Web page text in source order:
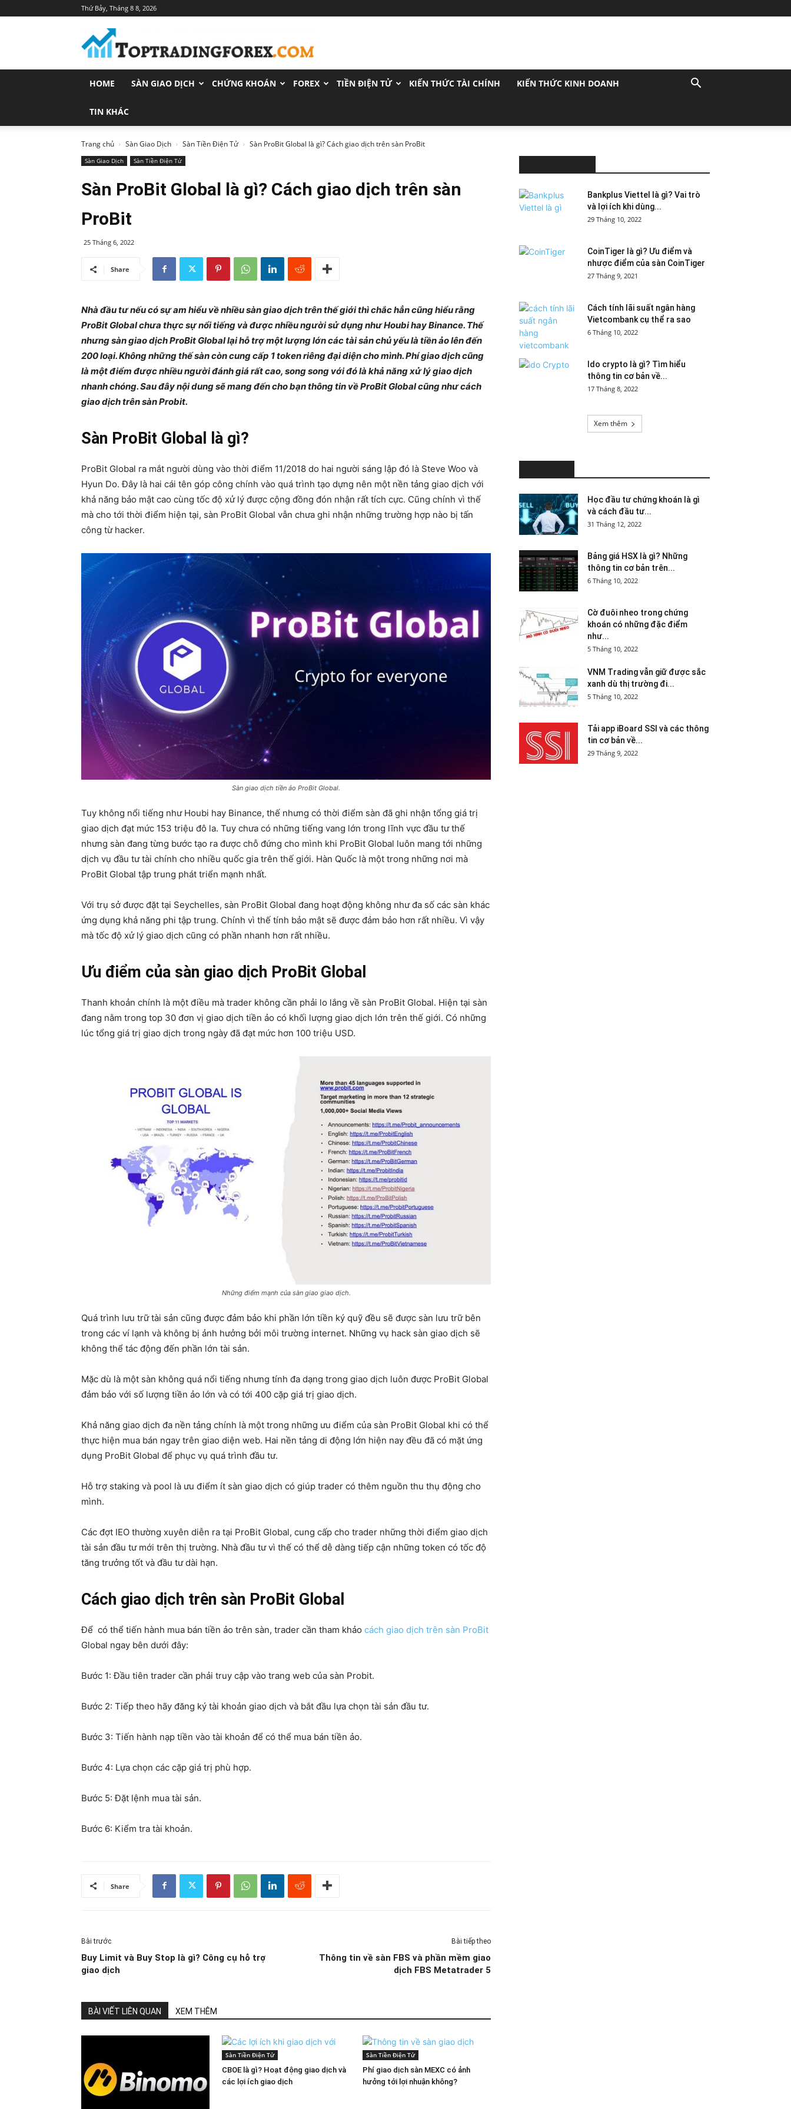
Thứ Bảy, Tháng 8 8, 2026
Trang
Tin
Tức
Đầu
HOME SÀN GIAO DỊCH CHỨNG KHOÁN FOREX TIỀN ĐIỆN TỬ KIẾN THỨC TÀI CHÍNH KIẾN THỨC KINH DOANH
TIN KHÁC
Trang chủ Sàn Giao Dịch Sàn Tiền Điện Tử Sàn ProBit Global là gì? Cách giao dịch trên sàn ProBit
Sàn Giao Dịch Sàn Tiền Điện Tử
Sàn ProBit Global là gì? Cách giao dịch trên sàn
ProBit
25 Tháng 6, 2022
Share
Nhà đầu tư nếu có sự am hiểu về nhiều sàn giao dịch trên thế giới thì chắc hẳn cũng hiểu rằng
ProBit Global chưa thực sự nổi tiếng và được nhiều người sử dụng như Houbi hay Binance. Thế
nhưng sàn giao dịch ProBit Global lại hỗ trợ một lượng lớn các tài sản chủ yếu là tiền ảo lên đến
200 loại. Không những thế sàn còn cung cấp 1 token riêng đại diện cho mình. Phí giao dịch cũng
là một điểm được nhiều người đánh giá rất cao, song song với đó là khả năng xử lý giao dịch
nhanh chóng. Sau đây nội dung sẽ mang đến cho bạn thông tin về ProBit Global cũng như cách
giao dịch trên sàn Probit.
Sàn ProBit Global là gì?
ProBit Global ra mắt người dùng vào thời điểm 11/2018 do hai người sáng lập đó là Steve Woo và
Hyun Do. Đây là hai cái tên góp công chính vào quá trình tạo dựng nên một nền tảng giao dịch với
khả năng bảo mật cao cùng tốc độ xử lý được cộng đồng đón nhận rất tích cực. Cũng chính vì thế
mà cho tới thời điểm hiện tại, sàn ProBit Global vẫn chưa ghi nhận những trường hợp nào bị tấn
công từ hacker.
Sàn giao dịch tiền ảo ProBit Global.
Tuy không nổi tiếng như Houbi hay Binance, thế nhưng có thời điểm sàn đã ghi nhận tổng giá trị
giao dịch đạt mức 153 triệu đô la. Tuy chưa có những tiếng vang lớn trong lĩnh vực đầu tư thế
nhưng sàn đang từng bước tạo ra được chỗ đứng cho mình khi ProBit Global luôn mang tới những
dịch vụ đầu tư tài chính cho nhiều quốc gia trên thế giới. Hàn Quốc là một trong những nơi mà
ProBit Global tập trung phát triển mạnh nhất.
Với trụ sở được đặt tại Seychelles, sàn ProBit Global đang hoạt động không như đa số các sàn khác
ứng dụng khả năng phi tập trung. Chính vì thế tính bảo mật sẽ được đảm bảo hơn rất nhiều. Vì vậy
mà tốc độ xử lý giao dịch cũng có phần nhanh hơn rất nhiều.
Ưu điểm của sàn giao dịch ProBit Global
Thanh khoản chính là một điều mà trader không cần phải lo lắng về sàn ProBit Global. Hiện tại sàn
đang nằm trong top 30 đơn vị giao dịch tiền ảo có khối lượng giao dịch lớn trên thế giới. Có những
lúc tổng giá trị giao dịch trong ngày đã đạt mức hơn 100 triệu USD.
Những điểm mạnh của sàn giao giao dịch.
Quá trình lưu trữ tài sản cũng được đảm bảo khi phần lớn tiền ký quỹ đều sẽ được sàn lưu trữ bên
trong các ví lạnh và không bị ảnh hưởng bởi môi trường internet. Những vụ hack sàn giao dịch sẽ
không thể tác động đến phần lớn tài sản.
Mặc dù là một sàn không quá nổi tiếng nhưng tính đa dạng trong giao dịch luôn được ProBit Global
đảm bảo với số lượng tiền ảo lớn và có tới 400 cặp giá trị giao dịch.
Khả năng giao dịch đa nền tảng chính là một trong những ưu điểm của sàn ProBit Global khi có thể
thực hiện mua bán ngay trên giao diện web. Hai nền tảng di động lớn hiện nay đều đã có mặt ứng
dụng ProBit Global để phục vụ quá trình đầu tư.
Hỗ trợ staking và pool là ưu điểm ít sàn giao dịch có giúp trader có thêm nguồn thu thụ động cho
mình.
Các đợt IEO thường xuyên diễn ra tại ProBit Global, cung cấp cho trader những thời điểm giao dịch
tài sản đầu tư mới trên thị trường. Nhà đầu tư vì thế có thể dễ dàng tiếp cận những token có tốc độ
tăng trưởng tốt và đầu tư dài hạn.
Cách giao dịch trên sàn ProBit Global
Để có thể tiến hành mua bán tiền ảo trên sàn, trader cần tham khảo cách giao dịch trên sàn ProBit
Global ngay bên dưới đây:
Bước 1: Đầu tiên trader cần phải truy cập vào trang web của sàn Probit.
Bước 2: Tiếp theo hãy đăng ký tài khoản giao dịch và bắt đầu lựa chọn tài sản đầu tư.
Bước 3: Tiến hành nạp tiền vào tài khoản để có thể mua bán tiền ảo.
Bước 4: Lựa chọn các cặp giá trị phù hợp.
Bước 5: Đặt lệnh mua tài sản.
Bước 6: Kiểm tra tài khoản.
Share
Bài trước
Buy Limit và Buy Stop là gì? Công cụ hỗ trợ
giao dịch
Bài tiếp theo
Thông tin về sàn FBS và phần mềm giao
dịch FBS Metatrader 5
BÀI VIẾT LIÊN QUAN XEM THÊM
Sàn Tiền Điện Tử
CBOE là gì? Hoạt động giao dịch và
các lợi ích giao dịch
Sàn Tiền Điện Tử
Phí giao dịch sàn MEXC có ảnh
hưởng tới lợi nhuận không?
Bankplus Viettel là gì? Vai trò
và lợi ích khi dùng...
29 Tháng 10, 2022
CoinTiger là gì? Ưu điểm và
nhược điểm của sàn CoinTiger
27 Tháng 9, 2021
Cách tính lãi suất ngân hàng
Vietcombank cụ thể ra sao
6 Tháng 10, 2022
Ido crypto là gì? Tìm hiểu
thông tin cơ bản về...
17 Tháng 8, 2022
Xem thêm
Học đầu tư chứng khoán là gì
và cách đầu tư...
31 Tháng 12, 2022
Bảng giá HSX là gì? Những
thông tin cơ bản trên...
6 Tháng 10, 2022
Cờ đuôi nheo trong chứng
khoán có những đặc điểm
như...
5 Tháng 10, 2022
VNM Trading vẫn giữ được sắc
xanh dù thị trường đi...
5 Tháng 10, 2022
Tải app iBoard SSI và các thông
tin cơ bản về...
29 Tháng 9, 2022